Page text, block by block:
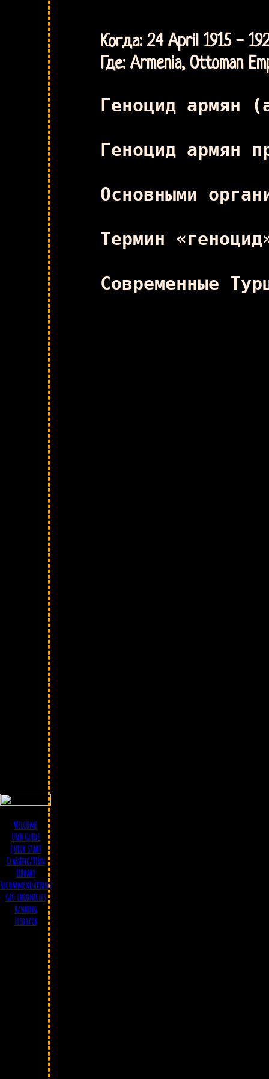
Когда: 24 April 1915 -
Где: Armenia, Ottoman
Геноцид армян
Геноцид армян
Основными
Термин
Современные
Welcome
User Guide
Quick start
Classification
Library
Recommendations
Geo chronicles
Ranking
Feedback